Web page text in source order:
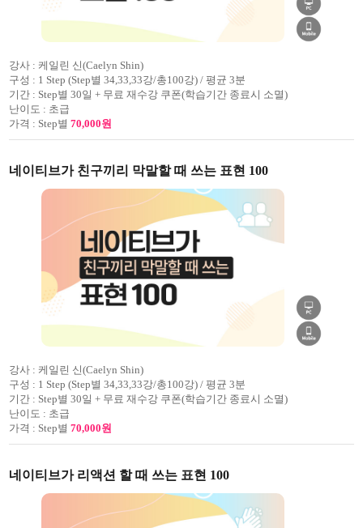
강사 : 케일린 신(Caelyn Shin)
구성 : 1 Step (Step별 34,33,33강/총100강) / 평균 3분
기간 : Step별 30일 + 무료 재수강 쿠폰(학습기간 종료시 소멸)
난이도 : 초급
가격 : Step별 70,000원
네이티브가 친구끼리 막말할 때 쓰는 표현 100
강사 : 케일린 신(Caelyn Shin)
구성 : 1 Step (Step별 34,33,33강/총100강) / 평균 3분
기간 : Step별 30일 + 무료 재수강 쿠폰(학습기간 종료시 소멸)
난이도 : 초급
가격 : Step별 70,000원
네이티브가 리액션 할 때 쓰는 표현 100